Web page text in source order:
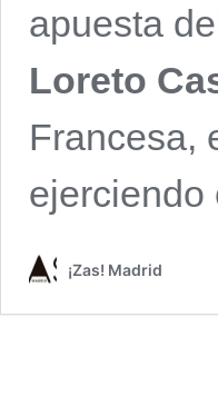
apuesta
Loreto
Francesa,
¡Zas! Madrid